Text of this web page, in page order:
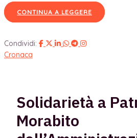
CONTINUA A LEGGERE
Condividi:
Cronaca
Solidarietà a
Morabito